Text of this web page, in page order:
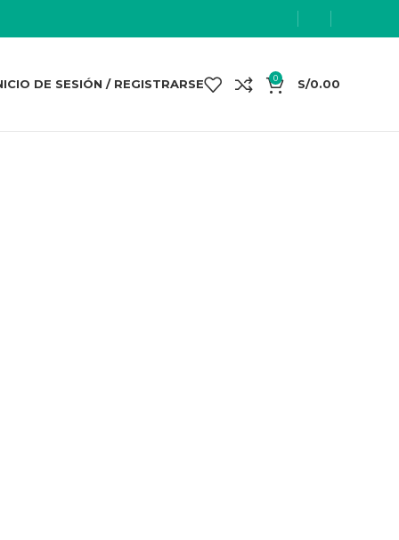
DE SESIÓN / REGISTRARSE 0 S/0.00